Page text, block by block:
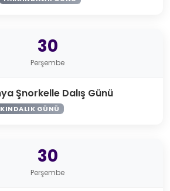
30
Perşembe
Şnorkelle Dalış Günü
GÜNÜ
30
Perşembe